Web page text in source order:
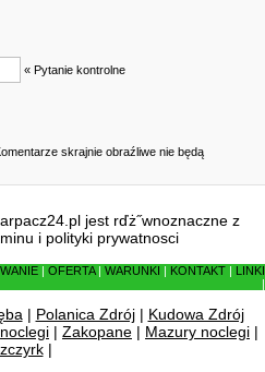
« Pytanie kontrolne
skrajnie obraźliwe nie będą
jest rďż˝wnoznaczne z
i polityki prywatnosci
OFERTA| WARUNKI KONTAKT
LINKI
| Polanica Zdrój| Kudowa Zdrój
noclegi | Zakopane | Mazury noclegi |
|